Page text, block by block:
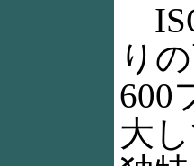
り
600
大